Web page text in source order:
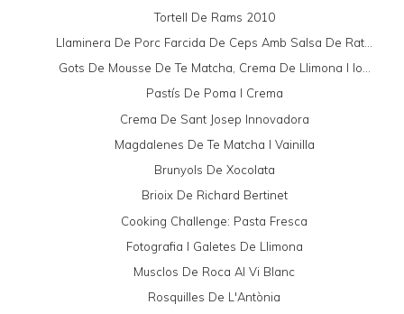
Tortell De Rams 2010
Llaminera De Porc Farcida De Ceps Amb Salsa De Rat...
Gots De Mousse De Te Matcha, Crema De Llimona I Io...
Pastís De Poma I Crema
Crema De Sant Josep Innovadora
Magdalenes De Te Matcha I Vainilla
Brunyols De Xocolata
Brioix De Richard Bertinet
Cooking Challenge: Pasta Fresca
Fotografia I Galetes De Llimona
Musclos De Roca Al Vi Blanc
Rosquilles De L'Antònia